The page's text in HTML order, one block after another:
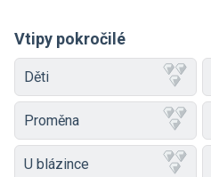
Vtipy pokročilé
Děti
Proměna
U blázince